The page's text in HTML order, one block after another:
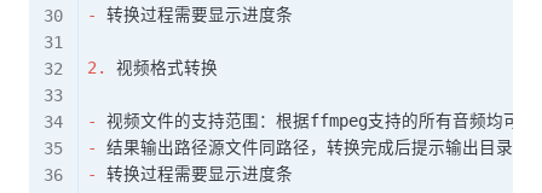
-
转换过程需要显示进度条
2. 视频格式转换
-
-
-
转换过程需要显示进度条